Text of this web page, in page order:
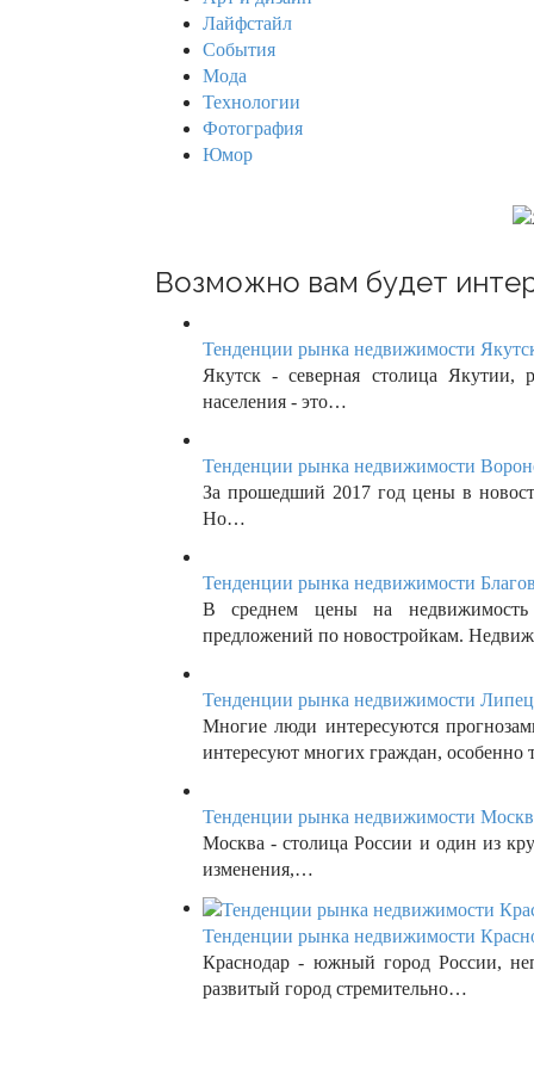
o
Лайфстайл
События
Мода
Технологии
Фотография
Юмор
Возможно вам будет
Тенденции рынка недвижимости
Якутск - северная столица Якутии,
населения - это…
Тенденции рынка недвижимости
За прошедший 2017 год цены в
Но…
Тенденции рынка недвижимости
В среднем цены на недвижимость
предложений по новостройкам.
Тенденции рынка недвижимости
Многие люди интересуются
интересуют многих граждан, особенно
Тенденции рынка недвижимости
Москва - столица России и один из
изменения,…
Тенденции рынка недвижимости
Краснодар - южный город России,
развитый город стремительно…